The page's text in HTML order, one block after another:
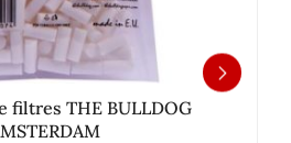
filtres THE BULLDOG